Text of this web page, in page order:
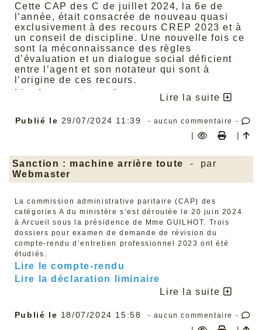
Cette CAP des C de juillet 2024, la 6e de
l’année, était consacrée de nouveau quasi
exclusivement à des recours CREP 2023 et à
un conseil de discipline. Une nouvelle fois ce
sont la méconnaissance des règles
d’évaluation et un dialogue social déficient
entre l’agent et son notateur qui sont à
l’origine de ces recours.
Lire le compte rendu
Lire la suite
Publié le 29/07/2024 11:39 - aucun commentaire -
| |
Sanction : machine arrière toute
- par
Webmaster
La commission administrative paritaire (CAP) des
catégories A du ministère s’est déroulée le 20 juin 2024
à Arcueil sous la présidence de Mme GUILHOT. Trois
dossiers pour examen de demande de révision du
compte-rendu d’entretien professionnel 2023 ont été
étudiés.
Lire le compte-rendu
Lire la déclaration liminaire
Lire la suite
Publié le 18/07/2024 15:58 - aucun commentaire -